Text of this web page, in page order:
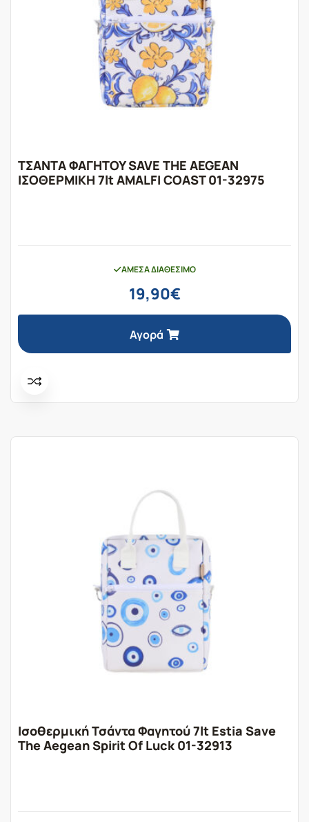
ΤΣΑΝΤΑ ΦΑΓΗΤΟΥ SAVE THE AEGEAN
ΙΣΟΘΕΡΜΙΚΗ 7lt AMALFI COAST 01-32975
ΆΜΕΣΑ ΔΙΑΘΈΣΙΜΟ
19,90€
Αγορά
Ισοθερμική Τσάντα Φαγητού 7lt Estia Save
The Aegean Spirit Of Luck 01-32913